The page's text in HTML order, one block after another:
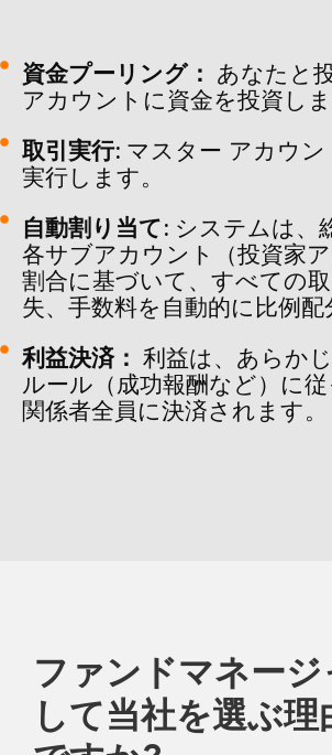
資金プーリング： あなたと
アカウントに資金を投資しま
取引実行: マスター アカウン
実行します。
自動割り当て: システムは、
各サブアカウント（投資家
割合に基づいて、すべての
失、手数料を自動的に比例配
利益決済： 利益は、あらか
ルール（成功報酬など）に
関係者全員に決済されます。
ファンドマネージ
して当社を選ぶ理